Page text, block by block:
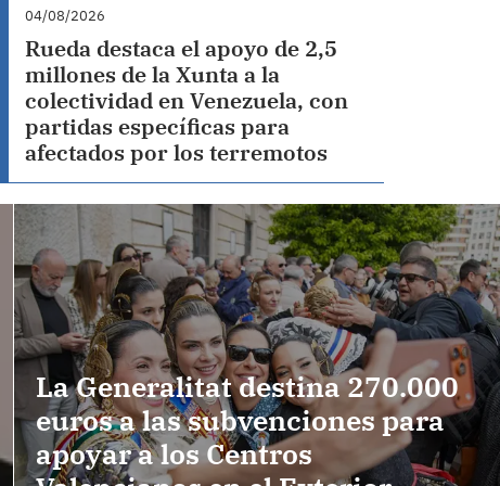
04/08/2026
Rueda destaca el apoyo de 2,5
millones de la Xunta a la
colectividad en Venezuela, con
partidas específicas para
afectados por los terremotos
La Generalitat destina 270.000
euros a las subvenciones para
apoyar a los Centros